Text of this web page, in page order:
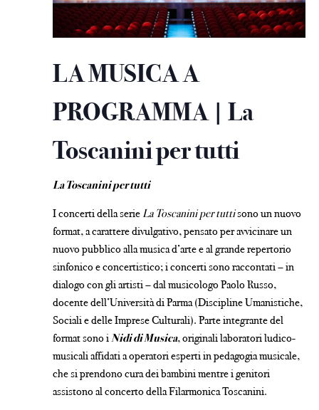
LA MUSICA A
PROGRAMMA | La
Toscanini per tutti
La Toscanini per tutti
I concerti della serieLa Toscanini per tuttisono un nuovo
format, a carattere divulgativo, pensato per avvicinare un
nuovo pubblico alla musica d’arte e al grande repertorio
sinfonico e concertistico; i concerti sono raccontati – in
dialogo con gli artisti – dal musicologo Paolo Russo,
docente dell’Università di Parma (Discipline Umanistiche,
Sociali e delle Imprese Culturali). Parte integrante del
format sono iNidi di Musica, originali laboratori ludico-
musicali affidati a operatori esperti in pedagogia musicale,
che si prendono cura dei bambini mentre i genitori
assistono al concerto della Filarmonica Toscanini.